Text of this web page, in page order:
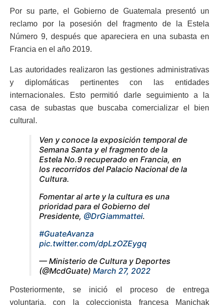
Por su parte, el Gobierno de Guatemala presentó un
reclamo por la posesión del fragmento de la Estela
Número 9, después que apareciera en una subasta en
Francia en el año 2019.
Las autoridades realizaron las gestiones administrativas
y diplomáticas pertinentes con las entidades
internacionales. Esto permitió darle seguimiento a la
casa de subastas que buscaba comercializar el bien
cultural.
Ven y conoce la exposición temporal de
Semana Santa y el fragmento de la
Estela No.9 recuperado en Francia, en
los recorridos del Palacio Nacional de la
Cultura.
Fomentar al arte y la cultura es una
prioridad para el Gobierno del
Presidente, @DrGiammattei.
#GuateAvanza
pic.twitter.com/dpLzOZEygq
— Ministerio de Cultura y Deportes
(@McdGuate) March 27, 2022
Posteriormente, se inició el proceso de entrega
voluntaria, con la coleccionista francesa Manichak